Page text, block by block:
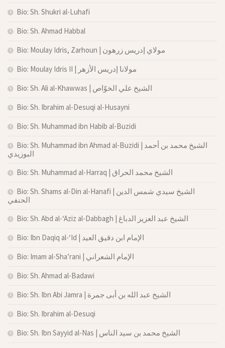
Bio: Sh. Shukri al-Luhafi
Bio: Sh. Ahmad Habbal
Bio: Moulay Idris, Zarhoun | مولاي إدريس زرهون
Bio: Moulay Idris II | مولانا إدريس الأزهر
Bio: Sh. Ali al-Khawwas | الشيخ علي الخوّاص
Bio: Sh. Ibrahim al-Desuqi al-Husayni
Bio: Sh. Muhammad ibn Habib al-Buzidi
Bio: Sh. Muhammad ibn Ahmad al-Buzidi | الشيخ محمد بن أحمد
البوزيدي
Bio: Sh. Muhammad al-Harraq | الشيخ محمد الحراق
Bio: Sh. Shams al-Din al-Hanafi | الشيخ سيدي شمس الدين
الحنفي
Bio: Sh. Abd al-‘Aziz al-Dabbagh | الشيخ عبد العزيز الدباغ
Bio: Ibn Daqiq al-‘Id | الإمام ابن دقيق العيد
Bio: Imam al-Sha’rani | الإمام الشعراني
Bio: Sh. Ahmad al-Badawi
Bio: Sh. Ibn Abi Jamra | الشيخ عبد الله بن أبى جمرة
Bio: Sh. Ibrahim al-Desuqi
Bio: Sh. Ibn Sayyid al-Nas | الشيخ محمد بن سيد الناس